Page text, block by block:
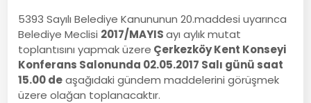
5393 Sayılı Belediye Kanununun 20.maddesi uyarınca
Belediye Meclisi 2017/MAYISayı aylık mutat
toplantısını yapmak üzere Çerkezköy Kent Konseyi
Konferans Salonunda 02.05.2017 Salı günü saat
15.00 deaşağıdaki gündem maddelerini görüşmek
üzere olağan toplanacaktır.